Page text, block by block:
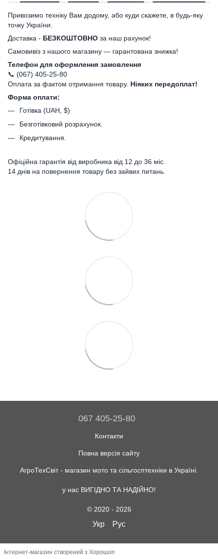
Привозимо техніку Вам додому, або куди скажете, в будь-яку
точку України.
Доставка - БЕЗКОШТОВНО за наш рахунок!
Самовивіз з нашого магазину — гарантована знижка!
Телефон для оформлення замовлення
📞 (067) 405-25-80
Оплата за фактом отримання товару. Ніяких передоплат!
Форма оплати:
Готівка (UAH, $)
Безготівковий розрахунок.
Кредитування.
Офіційна гарантія від виробника від 12 до 36 міс.
14 днів на повернення товару без зайвих питань.
067 405-25-80
Контакти
Повна версія сайту
АгроТехСвіт - магазин мото та сільгосптехніки в Україні.
у нас ВИГІДНО ТА НАДІЙНО!
© 2020 - 2026
Укр Рус
Інтернет-магазин створений з Хорошоп